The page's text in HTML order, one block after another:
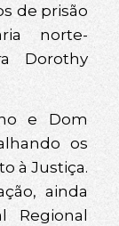
de prisão
norte-
Dorothy
e Dom
os
à Justiça.
ainda
Regional